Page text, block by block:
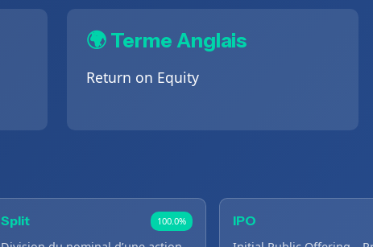
🌍 Terme Anglais
Return on Equity
Split 100.0% IPO